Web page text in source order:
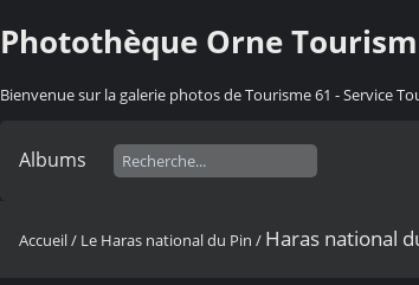
Photothèque Orne
Bienvenue sur la galerie photos de Tourisme 61 - Service
Albums
Accueil/ Le Haras national du Pin / Haras national